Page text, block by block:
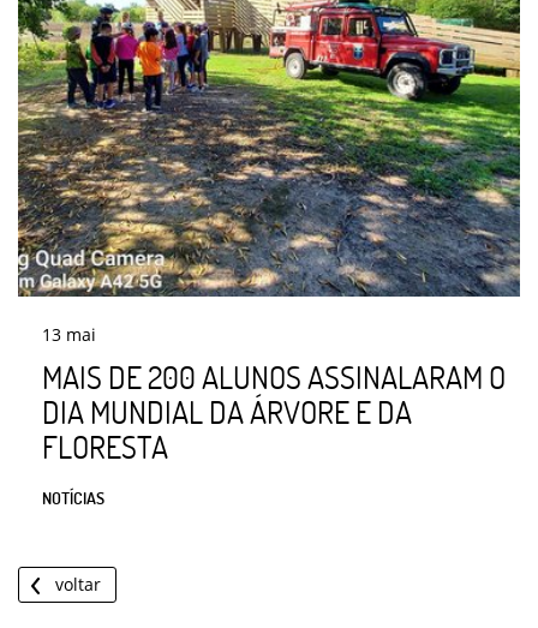
13 mai
MAIS DE 200 ALUNOS ASSINALARAM O
DIA MUNDIAL DA ÁRVORE E DA
FLORESTA
NOTÍCIAS
voltar